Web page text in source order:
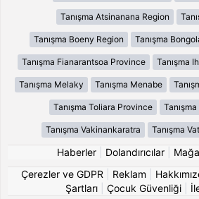
Tanışma Atsinanana Region
Tanışma Boeny Region Tanışma
Tanışma Fianarantsoa Province Tanışma
Tanışma Melaky Tanışma Menabe
Tanışma Toliara Province
Tanışma Vakinankaratra Tanışma
Haberler Dolandırıcılar
Çerezler ve GDPR
Reklam
Şartları| Çocuk Güvenliği|